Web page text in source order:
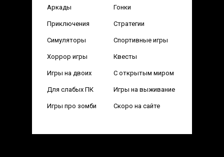
Аркады Гонки
Приключения Стратегии
Симуляторы Спортивные игры
Хоррор игры Квесты
Игры на двоих С открытым миром
Для слабых ПК Игры на выживание
Игры про зомби Скоро на сайте